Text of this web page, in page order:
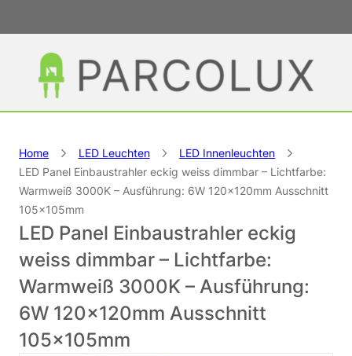
Home LED Leuchten
LED Innenleuchten
LED Panel Einbaustrahler eckig weiss dimmbar – Lichtfarbe:
Warmweiß 3000K – Ausführung: 6W 120x120mm Ausschnitt
105x105mm
LED Panel Einbaustrahler eckig
weiss dimmbar – Lichtfarbe:
Warmweiß 3000K – Ausführung:
6W 120x120mm Ausschnitt
105x105mm